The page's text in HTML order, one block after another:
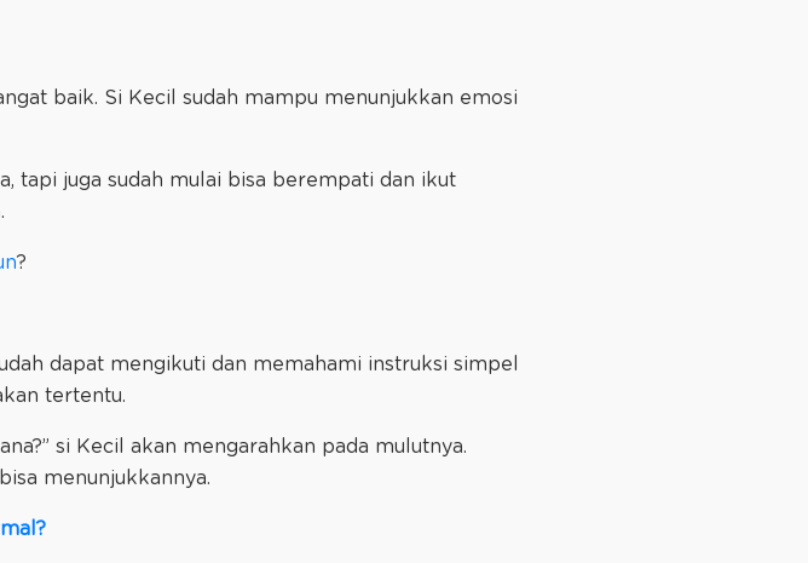
baik. Si Kecil sudah mampu menunjukkan emosi
tapi juga sudah mulai bisa berempati dan ikut
?
dapat mengikuti dan memahami instruksi simpel
tertentu.
si Kecil akan mengarahkan pada mulutnya.
menunjukkannya.